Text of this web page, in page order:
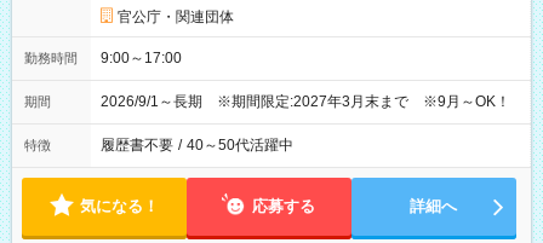
官公庁・関連団体
勤務時間 9:00～17:00
期間 2026/9/1～長期 ※期間限定:2027年3月末まで ※9月～OK！
特徴 履歴書不要 / 40～50代活躍中
気になる！ 応募する 詳細へ